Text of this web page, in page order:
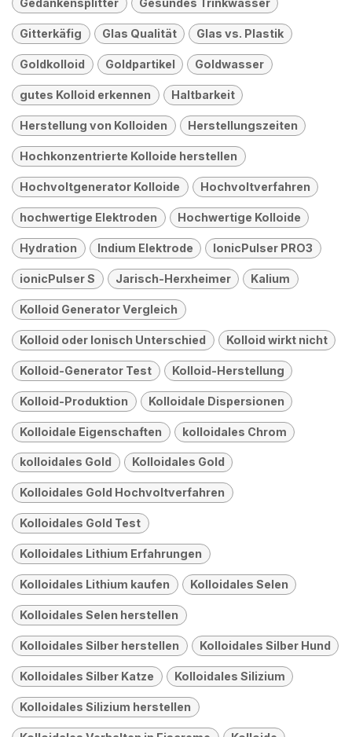
Gedankensplitter Gesundes Trinkwasser
Gitterkäfig Glas Qualität Glas vs. Plastik
Goldkolloid Goldpartikel Goldwasser
gutes Kolloid erkennen Haltbarkeit
Herstellung von Kolloiden Herstellungszeiten
Hochkonzentrierte Kolloide herstellen
Hochvoltgenerator Kolloide Hochvoltverfahren
hochwertige Elektroden Hochwertige Kolloide
Hydration Indium Elektrode IonicPulser PRO3
ionicPulser S Jarisch-Herxheimer Kalium
Kolloid Generator Vergleich
Kolloid oder Ionisch Unterschied Kolloid wirkt nicht
Kolloid-Generator Test Kolloid-Herstellung
Kolloid-Produktion Kolloidale Dispersionen
Kolloidale Eigenschaften kolloidales Chrom
kolloidales Gold Kolloidales Gold
Kolloidales Gold Hochvoltverfahren
Kolloidales Gold Test
Kolloidales Lithium Erfahrungen
Kolloidales Lithium kaufen Kolloidales Selen
Kolloidales Selen herstellen
Kolloidales Silber herstellen Kolloidales Silber Hund
Kolloidales Silber Katze Kolloidales Silizium
Kolloidales Silizium herstellen